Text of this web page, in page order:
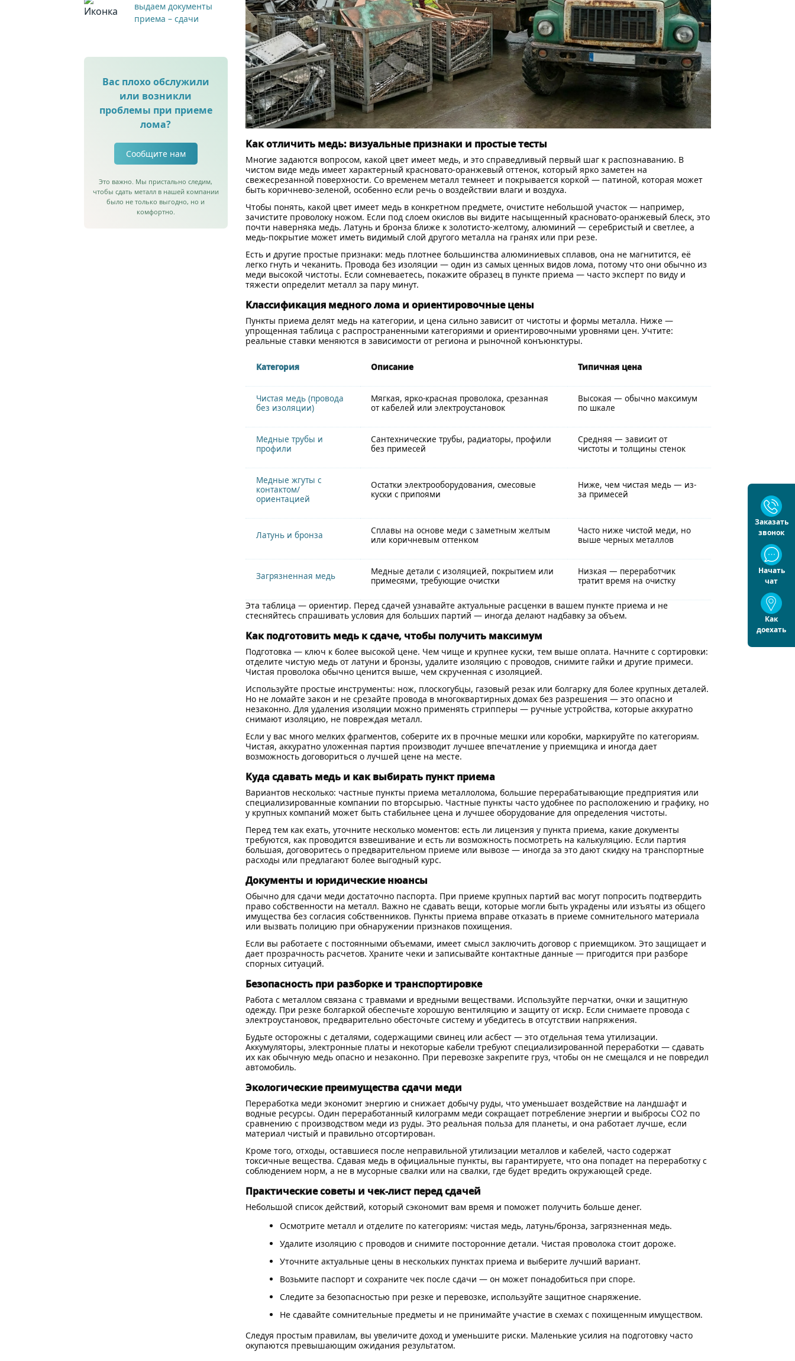
Как отличить медь: визуальные признаки и простые тесты
Многие задаются вопросом, какой цвет имеет медь, и это справедливый первый шаг к распознаванию. В
чистом виде медь имеет характерный красновато-оранжевый оттенок, который ярко заметен на
свежесрезанной поверхности. Со временем металл темнеет и покрывается коркой — патиной, которая может
быть коричнево-зеленой, особенно если речь о воздействии влаги и воздуха.
Чтобы понять, какой цвет имеет медь в конкретном предмете, очистите небольшой участок — например,
зачистите проволоку ножом. Если под слоем окислов вы видите насыщенный красновато-оранжевый блеск, это
почти наверняка медь. Латунь и бронза ближе к золотисто-желтому, алюминий — серебристый и светлее, а
медь-покрытие может иметь видимый слой другого металла на гранях или при резе.
Есть и другие простые признаки: медь плотнее большинства алюминиевых сплавов, она не магнитится, её
легко гнуть и чеканить. Провода без изоляции — один из самых ценных видов лома, потому что они обычно из
меди высокой чистоты. Если сомневаетесь, покажите образец в пункте приема — часто эксперт по виду и
тяжести определит металл за пару минут.
Классификация медного лома и ориентировочные цены
Пункты приема делят медь на категории, и цена сильно зависит от чистоты и формы металла. Ниже —
упрощенная таблица с распространенными категориями и ориентировочными уровнями цен. Учтите:
реальные ставки меняются в зависимости от региона и рыночной конъюнктуры.
Категория Описание Типичная цена
Чистая медь (провода
без изоляции)
Мягкая, ярко-красная проволока, срезанная
от кабелей или электроустановок
Высокая — обычно максимум
по шкале
Медные трубы и
профили
Сантехнические трубы, радиаторы, профили
без примесей
Средняя — зависит от
чистоты и толщины стенок
Медные жгуты с
контактом/
ориентацией
Остатки электрооборудования, смесовые
куски с припоями
Ниже, чем чистая медь — из-
за примесей
Латунь и бронза
Сплавы на основе меди с заметным желтым
или коричневым оттенком
Часто ниже чистой меди, но
выше черных металлов
Загрязненная медь
Медные детали с изоляцией, покрытием или
примесями, требующие очистки
Низкая — переработчик
тратит время на очистку
Эта таблица — ориентир. Перед сдачей узнавайте актуальные расценки в вашем пункте приема и не
стесняйтесь спрашивать условия для больших партий — иногда делают надбавку за объем.
Как подготовить медь к сдаче, чтобы получить максимум
Подготовка — ключ к более высокой цене. Чем чище и крупнее куски, тем выше оплата. Начните с сортировки:
отделите чистую медь от латуни и бронзы, удалите изоляцию с проводов, снимите гайки и другие примеси.
Чистая проволока обычно ценится выше, чем скрученная с изоляцией.
Используйте простые инструменты: нож, плоскогубцы, газовый резак или болгарку для более крупных деталей.
Но не ломайте закон и не срезайте провода в многоквартирных домах без разрешения — это опасно и
незаконно. Для удаления изоляции можно применять стрипперы — ручные устройства, которые аккуратно
снимают изоляцию, не повреждая металл.
Если у вас много мелких фрагментов, соберите их в прочные мешки или коробки, маркируйте по категориям.
Чистая, аккуратно уложенная партия производит лучшее впечатление у приемщика и иногда дает
возможность договориться о лучшей цене на месте.
Куда сдавать медь и как выбирать пункт приема
Вариантов несколько: частные пункты приема металлолома, большие перерабатывающие предприятия или
специализированные компании по вторсырью. Частные пункты часто удобнее по расположению и графику, но
у крупных компаний может быть стабильнее цена и лучшее оборудование для определения чистоты.
Перед тем как ехать, уточните несколько моментов: есть ли лицензия у пункта приема, какие документы
требуются, как проводится взвешивание и есть ли возможность посмотреть на калькуляцию. Если партия
большая, договоритесь о предварительном приеме или вывозе — иногда за это дают скидку на транспортные
расходы или предлагают более выгодный курс.
Документы и юридические нюансы
Обычно для сдачи меди достаточно паспорта. При приеме крупных партий вас могут попросить подтвердить
право собственности на металл. Важно не сдавать вещи, которые могли быть украдены или изъяты из общего
имущества без согласия собственников. Пункты приема вправе отказать в приеме сомнительного материала
или вызвать полицию при обнаружении признаков похищения.
Если вы работаете с постоянными объемами, имеет смысл заключить договор с приемщиком. Это защищает и
дает прозрачность расчетов. Храните чеки и записывайте контактные данные — пригодится при разборе
спорных ситуаций.
Безопасность при разборке и транспортировке
Работа с металлом связана с травмами и вредными веществами. Используйте перчатки, очки и защитную
одежду. При резке болгаркой обеспечьте хорошую вентиляцию и защиту от искр. Если снимаете провода с
электроустановок, предварительно обесточьте систему и убедитесь в отсутствии напряжения.
Будьте осторожны с деталями, содержащими свинец или асбест — это отдельная тема утилизации.
Аккумуляторы, электронные платы и некоторые кабели требуют специализированной переработки — сдавать
их как обычную медь опасно и незаконно. При перевозке закрепите груз, чтобы он не смещался и не повредил
автомобиль.
Экологические преимущества сдачи меди
Переработка меди экономит энергию и снижает добычу руды, что уменьшает воздействие на ландшафт и
водные ресурсы. Один переработанный килограмм меди сокращает потребление энергии и выбросы CO2 по
сравнению с производством меди из руды. Это реальная польза для планеты, и она работает лучше, если
материал чистый и правильно отсортирован.
Кроме того, отходы, оставшиеся после неправильной утилизации металлов и кабелей, часто содержат
токсичные вещества. Сдавая медь в официальные пункты, вы гарантируете, что она попадет на переработку с
соблюдением норм, а не в мусорные свалки или на свалки, где будет вредить окружающей среде.
Практические советы и чек-лист перед сдачей
Небольшой список действий, который сэкономит вам время и поможет получить больше денег.
Осмотрите металл и отделите по категориям: чистая медь, латунь/бронза, загрязненная медь.
Удалите изоляцию с проводов и снимите посторонние детали. Чистая проволока стоит дороже.
Уточните актуальные цены в нескольких пунктах приема и выберите лучший вариант.
Возьмите паспорт и сохраните чек после сдачи — он может понадобиться при споре.
Следите за безопасностью при резке и перевозке, используйте защитное снаряжение.
Не сдавайте сомнительные предметы и не принимайте участие в схемах с похищенным имуществом.
Следуя простым правилам, вы увеличите доход и уменьшите риски. Маленькие усилия на подготовку часто
окупаются превышающим ожидания результатом.
выдаем документы
приема – сдачи
Вас плохо обслужили
или возникли
проблемы при приеме
лома?
Сообщите нам
Это важно. Мы пристально следим,
чтобы сдать металл в нашей компании
было не только выгодно, но и
комфортно.
Заказать
звонок
Начать
чат
Как
доехать